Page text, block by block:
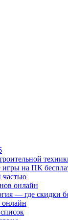
на ПК
частью
онлайн
— где скидки